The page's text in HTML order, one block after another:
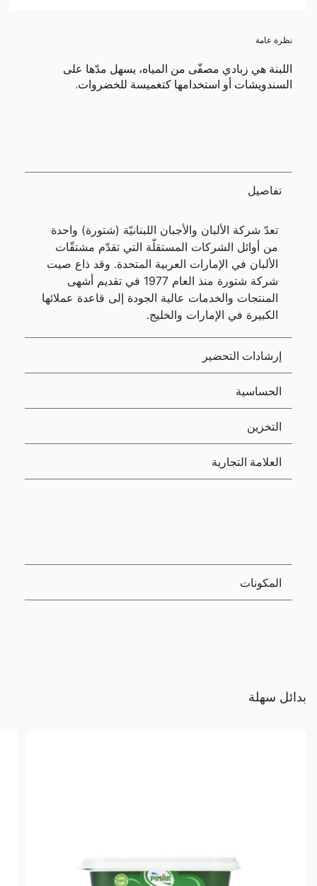
نظرة عامة
اللبنة هي زبادي مصفّى من المياه، يسهل مدّها على
السندويشات أو استخدامها كتغميسة للخضروات.
تفاصيل
تعدّ شركة الألبان والأجبان اللبنانيّة (شتورة) واحدة
من أوائل الشركات المستقلّة التي تقدّم مشتقّات
الألبان في الإمارات العربية المتحدة. وقد ذاع صيت
شركة شتورة منذ العام 1977 في تقديم أشهى
المنتجات والخدمات عالية الجودة إلى قاعدة عملائها
الكبيرة في الإمارات والخليج.
إرشادات التحضير
الحساسية
التخزين
العلامة التجارية
المكونات
بدائل سهلة